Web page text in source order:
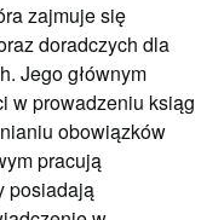
zajmuje się
doradczych dla
Jego głównym
w prowadzeniu ksiąg
obowiązków
pracują
posiadają